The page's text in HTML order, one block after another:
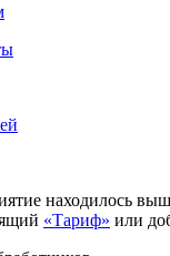
находилось
«Тариф» или